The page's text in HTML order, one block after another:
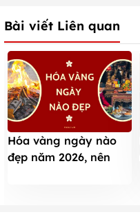
Bài viết Liên quan
Hóa vàng ngày nào
đẹp năm 2026, nên